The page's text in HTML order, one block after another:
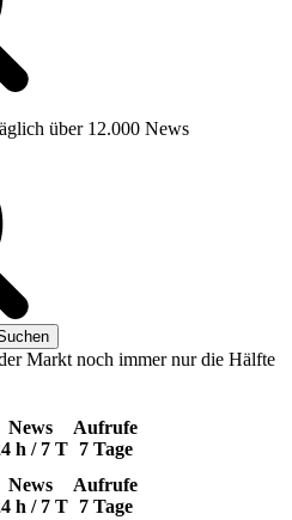
über 12.000 News
Markt noch immer nur die Hälfte
News
h / 7 T
Aufrufe
7 Tage
News
h / 7 T
Aufrufe
7 Tage